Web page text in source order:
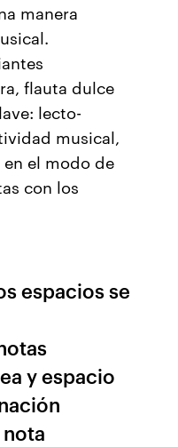
manera
flauta dulce
lecto-
musical,
el modo de
con los
espacios se
y espacio